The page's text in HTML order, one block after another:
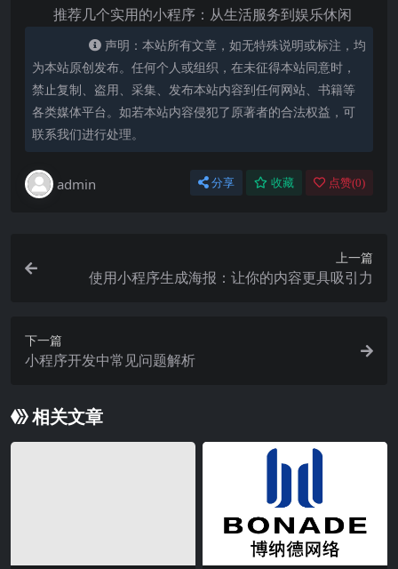
推荐几个实用的小程序：从生活服务到娱乐休闲
声明：本站所有文章，如无特殊说明或标注，均
为本站原创发布。任何个人或组织，在未征得本站同意时，
禁止复制、盗用、采集、发布本站内容到任何网站、书籍等
各类媒体平台。如若本站内容侵犯了原著者的合法权益，可
联系我们进行处理。
admin 分享 收藏 点赞(0)
上一篇
使用小程序生成海报：让你的内容更具吸引力
下一篇
小程序开发中常见问题解析
相关文章